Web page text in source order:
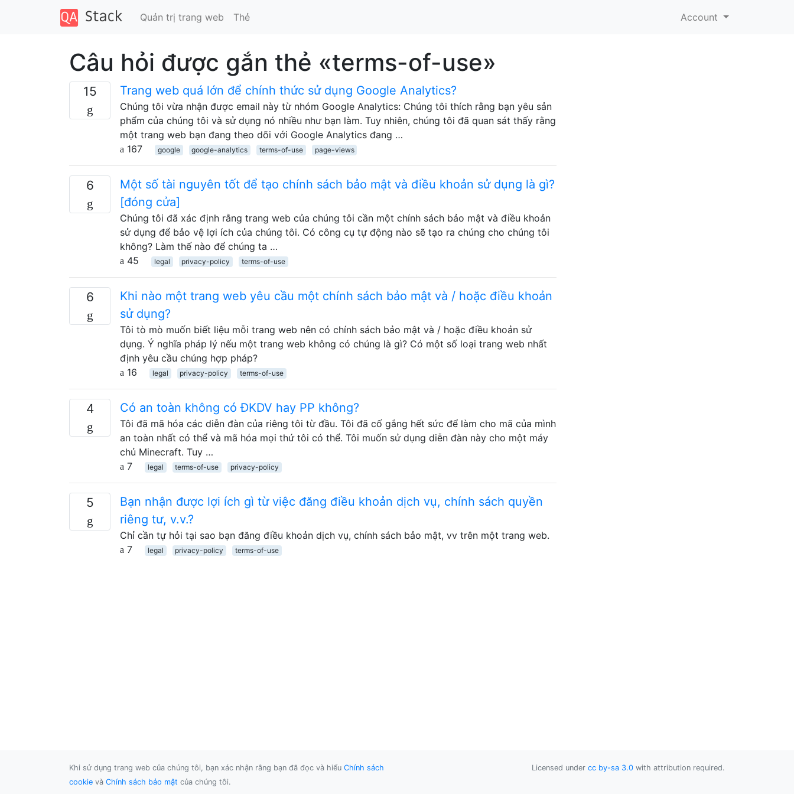
Quản trị trang web Thẻ Account
Câu hỏi được gắn thẻ «terms-of-use»
15 Trang web quá lớn để chính thức sử dụng Google Analytics?
Chúng tôi vừa nhận được email này từ nhóm Google Analytics: Chúng tôi thích rằng bạn yêu sản
phẩm của chúng tôi và sử dụng nó nhiều như bạn làm. Tuy nhiên, chúng tôi đã quan sát thấy rằng
một trang web bạn đang theo dõi với Google Analytics đang …
167
google google-analytics terms-of-use page-views
6
Một số tài nguyên tốt để tạo chính sách bảo mật và điều khoản sử dụng là gì?
[đóng cửa]
Chúng tôi đã xác định rằng trang web của chúng tôi cần một chính sách bảo mật và điều khoản
sử dụng để bảo vệ lợi ích của chúng tôi. Có công cụ tự động nào sẽ tạo ra chúng cho chúng tôi
không? Làm thế nào để chúng ta …
45
legal privacy-policy terms-of-use
6
Khi nào một trang web yêu cầu một chính sách bảo mật và / hoặc điều khoản
sử dụng?
Tôi tò mò muốn biết liệu mỗi trang web nên có chính sách bảo mật và / hoặc điều khoản sử
dụng. Ý nghĩa pháp lý nếu một trang web không có chúng là gì? Có một số loại trang web nhất
định yêu cầu chúng hợp pháp?
16
legal privacy-policy terms-of-use
4 Có an toàn không có ĐKDV hay PP không?
Tôi đã mã hóa các diễn đàn của riêng tôi từ đầu. Tôi đã cố gắng hết sức để làm cho mã của mình
an toàn nhất có thể và mã hóa mọi thứ tôi có thể. Tôi muốn sử dụng diễn đàn này cho một máy
chủ Minecraft. Tuy …
7
legal terms-of-use privacy-policy
5
Bạn nhận được lợi ích gì từ việc đăng điều khoản dịch vụ, chính sách quyền
riêng tư, v.v.?
Chỉ cần tự hỏi tại sao bạn đăng điều khoản dịch vụ, chính sách bảo mật, vv trên một trang web.
7
legal privacy-policy terms-of-use
Khi sử dụng trang web của chúng tôi, bạn xác nhận rằng bạn đã đọc và hiểu Chính sách
cookie và Chính sách bảo mật của chúng tôi.
Licensed under cc by-sa 3.0 with attribution required.